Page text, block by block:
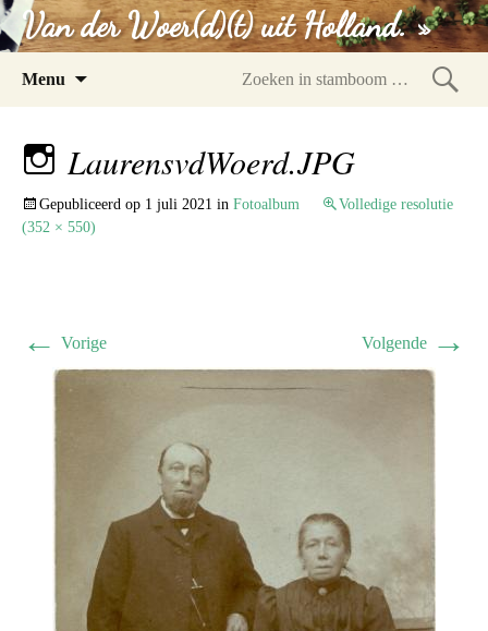
Van der Woer(d)(t) uit Holland. »
Menu
LaurensvdWoerd.JPG
Gepubliceerd op 1 juli 2021 in Fotoalbum
Volledige resolutie
(352 × 550)
← Vorige Volgende →